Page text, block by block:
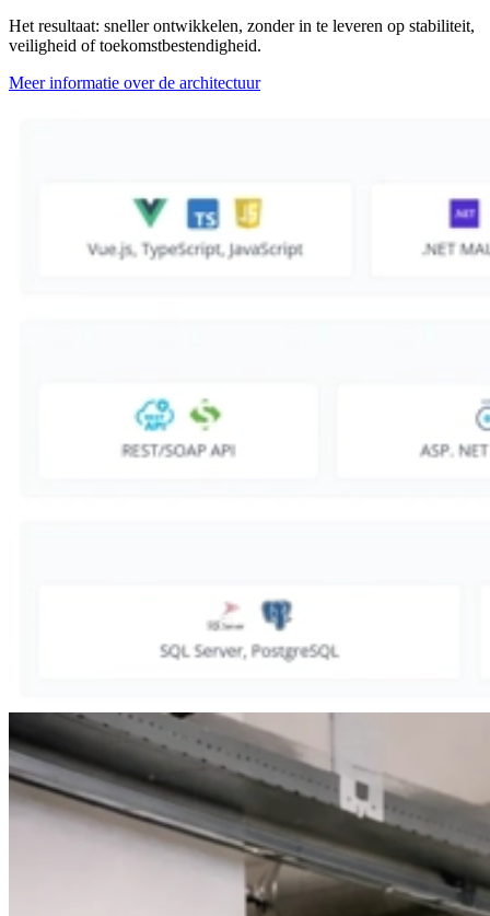
Het resultaat: sneller ontwikkelen, zonder in te leveren op stabiliteit,
veiligheid of toekomstbestendigheid.
Meer informatie over de architectuur